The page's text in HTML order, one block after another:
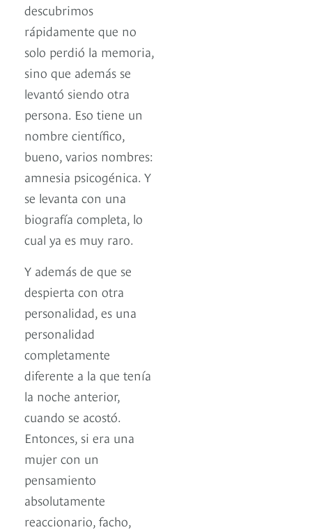
descubrimos
rápidamente que no
solo perdió la memoria,
sino que además se
levantó siendo otra
persona. Eso tiene un
nombre científico,
bueno, varios nombres:
amnesia psicogénica. Y
se levanta con una
biografía completa, lo
cual ya es muy raro.
Y además de que se
despierta con otra
personalidad, es una
personalidad
completamente
diferente a la que tenía
la noche anterior,
cuando se acostó.
Entonces, si era una
mujer con un
pensamiento
absolutamente
reaccionario, facho,